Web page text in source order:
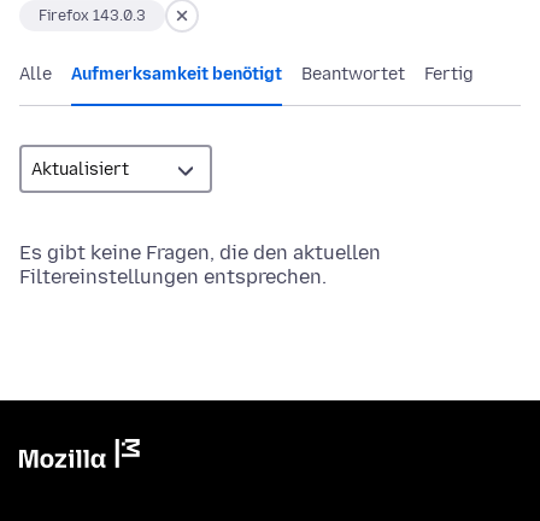
Firefox 143.0.3
Alle Aufmerksamkeit benötigt Beantwortet Fertig
Es gibt keine Fragen, die den aktuellen
Filtereinstellungen entsprechen.